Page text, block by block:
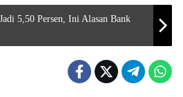
5,50 Persen, Ini Alasan Bank